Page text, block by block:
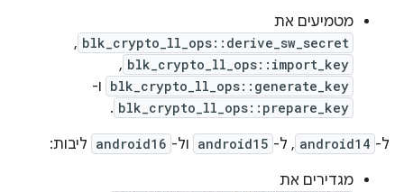
מטמיעים את
blk_crypto_ll_ops::derive_sw_secret
,
blk_crypto_ll_ops::import_key
,
blk_crypto_ll_ops::generate_key ו-
blk_crypto_ll_ops::prepare_key
.
ל- android14 , ל- android15 ול- android16 ליבות:
מגדירים את